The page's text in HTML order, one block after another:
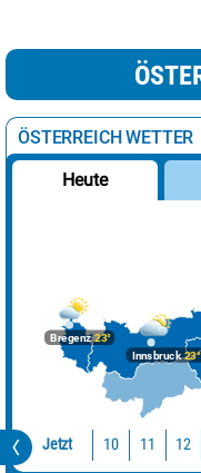
ÖSTERREICH WETTER
Heute
Bregenz23°
Innsbruck23°
Jetzt 10 11 12